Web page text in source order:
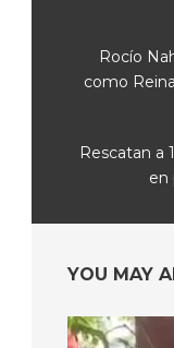
Rocío
como
Rescatan a
en
YOU MAY